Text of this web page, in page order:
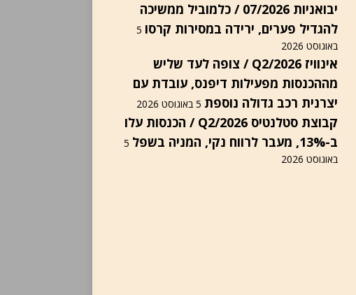
יבואניות 07/2026 / כלמוביל ממשיכה
להגדיל פערים, ירידה במסירות קרסו 5
באוגוסט 2026
אינוויז Q2/2026 / צופה לעד שליש
מההכנסות מפעילות דיפנס, עובדת עם
יצרנית רכב גדולה נוספת 5 באוגוסט 2026
קבוצת סטלנטיס Q2/2026 / הכנסות עלו
ב-13%, מעבר לרווח נקי, המניה בשפל
5
באוגוסט 2026